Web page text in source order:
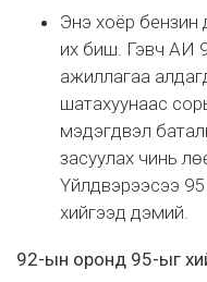
Энэ хоёр бензин
их биш. Гэвч АИ
ажиллагаа
шатахуунаас
мэдэгдвэл
засуулах чинь
Үйлдвэрээсээ
хийгээд дэмий.
92-ын оронд 95-ыг